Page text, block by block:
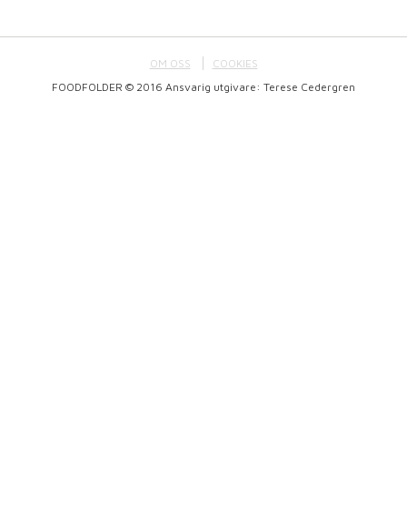
OM OSS
COOKIES
FOODFOLDER © 2016 Ansvarig utgivare: Terese Cedergren